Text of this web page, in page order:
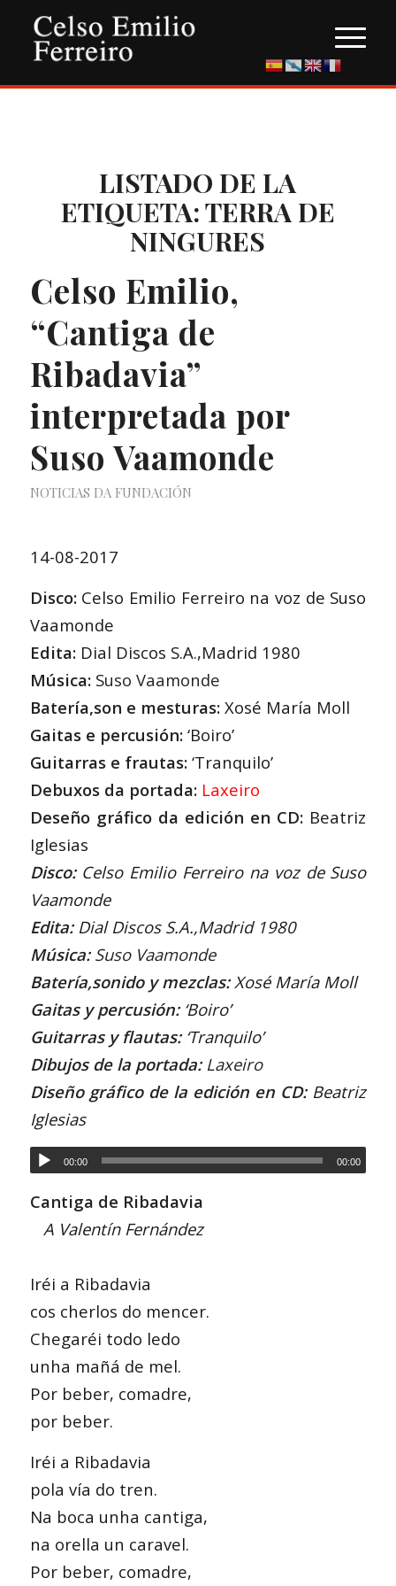
LISTADO DE LA
ETIQUETA:TERRA DE
NINGURES
Celso Emilio,
“Cantiga de
Ribadavia”
interpretada por
Suso Vaamonde
NOTICIAS DA FUNDACIÓN
14-08-2017
Disco: Celso Emilio Ferreiro na voz de Suso
Vaamonde
Edita:Dial Discos S.A.,Madrid 1980
Música: Suso Vaamonde
Batería,son e mesturas:Xosé María Moll
Gaitas e percusión:‘Boiro’
Guitarras e frautas:‘Tranquilo’
Debuxos da portada: Laxeiro
Deseño gráfico da edición en CD: Beatriz
Iglesias
Disco: Celso Emilio Ferreiro na voz de Suso
Vaamonde
Edita:Dial Discos S.A.,Madrid 1980
Música: Suso Vaamonde
Batería,sonido y mezclas:Xosé María Moll
Gaitas y percusión:‘Boiro’
Guitarras y flautas:‘Tranquilo’
Dibujos de la portada:Laxeiro
Diseño gráfico de la edición en CD:Beatriz
Iglesias
00:00 00:00
Cantiga de Ribadavia
A Valentín Fernández
Iréi a Ribadavia
cos cherlos do mencer.
Chegaréi todo ledo
unha mañá de mel.
Por beber, comadre,
por beber.
Iréi a Ribadavia
pola vía do tren.
Na boca unha cantiga,
na orella un caravel.
Por beber, comadre,